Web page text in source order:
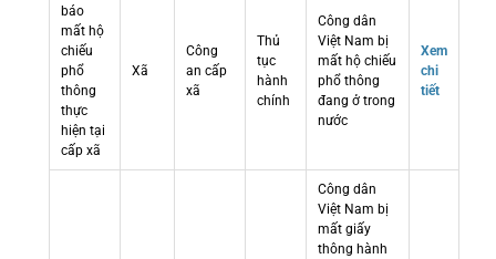
báo
mất hộ
chiếu
phổ
thông
thực
hiện tại
cấp xã
Xã
Công
an cấp
xã
Thủ
tục
hành
chính
Công dân
Việt Nam bị
mất hộ chiếu
phổ thông
đang ở trong
nước
Xem
chi
tiết
Công dân
Việt Nam bị
mất giấy
thông hành